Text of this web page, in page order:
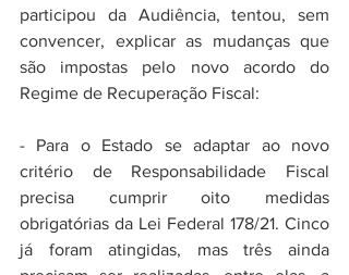
participou da Audiência, tentou, sem
convencer, explicar as mudanças que
são impostas pelo novo acordo do
Regime de Recuperação Fiscal:
- Para o Estado se adaptar ao novo
critério de Responsabilidade Fiscal
precisa cumprir oito medidas
obrigatórias da Lei Federal 178/21. Cinco
já foram atingidas, mas três ainda